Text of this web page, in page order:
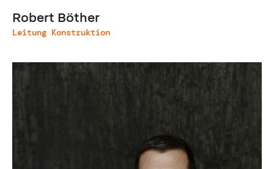
Robert Böther
Leitung Konstruktion